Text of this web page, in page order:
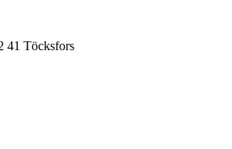
41 Töcksfors